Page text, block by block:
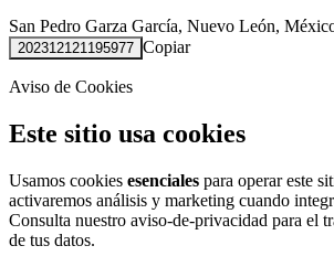
San Pedro Garza García, Nuevo León,
202312121195977 Copiar
Aviso de Cookies
Este sitio usa cookies
Usamos cookies esenciales para operar este
activaremos análisis y marketing cuando
Consulta nuestro aviso-de-privacidad para el
de tus datos.